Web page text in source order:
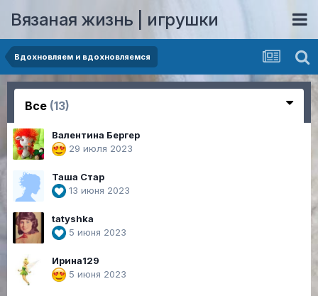
Вязаная жизнь | игрушки
Вдохновляем и вдохновляемся
Все (13)
Валентина Бергер
29 июля 2023
Таша Стар
13 июня 2023
tatyshka
5 июня 2023
Ирина129
5 июня 2023